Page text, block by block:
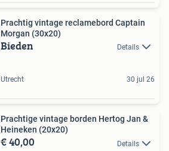
Prachtig vintage reclamebord Captain
Morgan (30x20)
Bieden Details
Utrecht 30 jul 26
Prachtige vintage borden Hertog Jan &
Heineken (20x20)
€ 40,00 Details